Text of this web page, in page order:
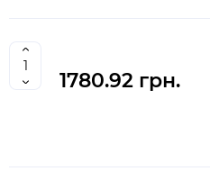
1780.92 грн.